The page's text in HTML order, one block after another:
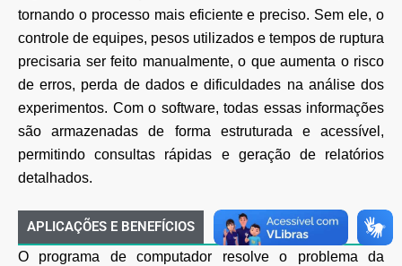
tornando o processo mais eficiente e preciso. Sem ele, o
controle de equipes, pesos utilizados e tempos de ruptura
precisaria ser feito manualmente, o que aumenta o risco
de erros, perda de dados e dificuldades na análise dos
experimentos. Com o software, todas essas informações
são armazenadas de forma estruturada e acessível,
permitindo consultas rápidas e geração de relatórios
detalhados.
APLICAÇÕES E BENEFÍCIOS
O programa de computador resolve o problema da